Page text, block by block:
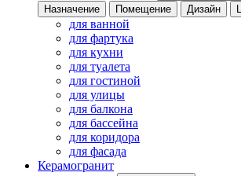
Назначение
Помещение Дизайн
для ванной
для фартука
для кухни
для туалета
для гостиной
для улицы
для балкона
для бассейна
для коридора
для фасада
Керамогранит